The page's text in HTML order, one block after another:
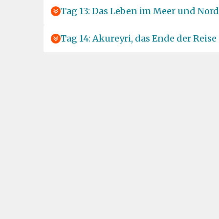
Tag 13: Das Leben im Meer und
Tag 14: Akureyri, das Ende der Reise